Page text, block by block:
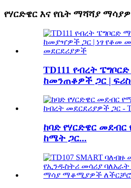
የሃርድዌር እና የቤት ማሻሻያ
TD111 የብረት
ከመንጠቆዎች ጋር |
ከባድ የሃርድዌር
ከሜት ጋር...